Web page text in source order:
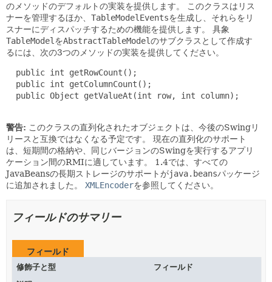
のメソッドのデフォルトの実装を提供します。
このクラスはリス
ナーを管理するほか、 TableModelEventsを生成し、それらをリ
スナーにディスパッチするための機能を提供します。
具象
TableModel をAbstractTableModelのサブクラスとして作成す
るには、次の3つのメソッドの実装を提供してください。
  public int getRowCount();
  public int getColumnCount();
  public Object getValueAt(int row, int column);
警告: このクラスの直列化されたオブジェクトは、今後のSwingリ
リースと互換ではなくなる予定です。
現在の直列化のサポート
は、短期間の格納や、同じバージョンのSwingを実行するアプリ
ケーション間のRMIに適しています。
1.4では、すべての
JavaBeansの長期ストレージのサポートがjava.beansパッケージ
に追加されました。
XMLEncoderを参照してください。
フィールドのサマリー
フィールド
修飾子と型
フィールド